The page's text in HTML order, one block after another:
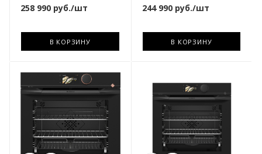
258 990 руб./шт
В КОРЗИНУ
244 990руб./шт
В КОРЗИНУ